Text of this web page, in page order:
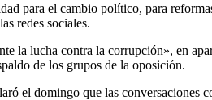
para el cambio político, para
redes sociales.
la lucha contra la corrupción», en
de los grupos de la oposición.
el domingo que las